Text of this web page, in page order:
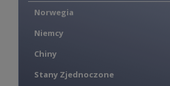
Norwegia
Niemcy
Chiny
Stany Zjednoczone